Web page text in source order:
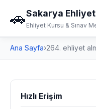
🚗Sakarya Ehliyet
Ehliyet Kursu & Sınav
Ana Sayfa›264. ehliyet
Hızlı Erişim